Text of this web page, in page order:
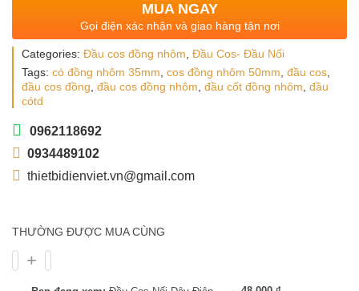
MUA NGAY
Gọi điện xác nhận và giao hàng tận nơi
Categories: Đầu cos đồng nhôm, Đầu Cos- Đầu Nối
Tags: có đồng nhôm 35mm, cos đồng nhôm 50mm, đầu cos,
đầu cos đồng, đầu cos đồng nhôm, đầu cốt đồng nhôm, đầu
cótd
0962118692
0934489102
thietbidienviet.vn@gmail.com
THƯỜNG ĐƯỢC MUA CÙNG